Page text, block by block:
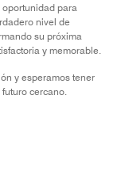
para
nivel de
su próxima
y memorable.
y esperamos tener
cercano.